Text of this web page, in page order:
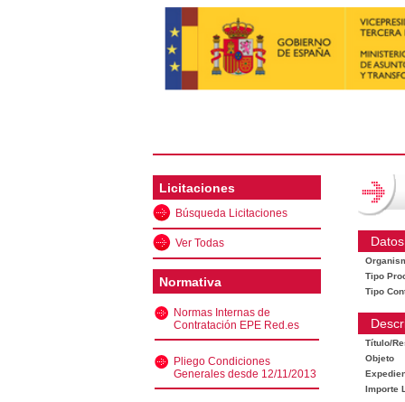
Licitaciones
Búsqueda Licitaciones
Ver Todas
Normativa
Normas Internas de
Contratación EPE Red.es
Pliego Condiciones
Generales desde 12/11/2013
Tipo
Tipo
Título/
Objeto
Importe